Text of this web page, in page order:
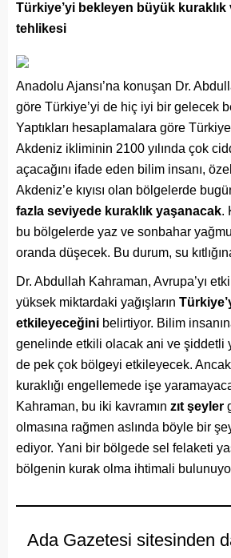
Türkiye’yi bekleyen büyük kuraklık
tehlikesi
Anadolu Ajansı’na konuşan Dr.
göre Türkiye’yi de hiç iyi bir gelecek
Yaptıkları hesaplamalara göre
Akdeniz ikliminin 2100 yılında çok
açacağını ifade eden bilim insanı,
Akdeniz’e kıyısı olan bölgelerde
fazla seviyede kuraklık yaşanacak.
bu bölgelerde yaz ve sonbahar
oranda düşecek. Bu durum, su
Dr. Abdullah Kahraman, Avrupa’yı
yüksek miktardaki yağışların
etkileyeceğini belirtiyor. Bilim
genelinde etkili olacak ani ve şiddetli
de pek çok bölgeyi etkileyecek. Ancak
kuraklığı engellemede işe
Kahraman, bu iki kavramın zıt şeyler
olmasına rağmen aslında böyle bir
ediyor. Yani bir bölgede sel felaketi
bölgenin kurak olma ihtimali
Ada Gazetesi sitesinden